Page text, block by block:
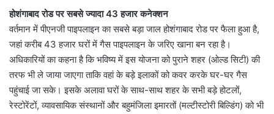
होशंगाबाद रोड पर सबसे ज्यादा 43 हजार कनेक्शन
वर्तमान में पीएनजी पाइपलाइन का सबसे बड़ा जाल होशंगाबाद रोड पर फैला हुआ है,
जहां करीब 43 हजार घरों में गैस पाइपलाइन के जरिए खाना बन रहा है।
अधिकारियों का कहना है कि भविष्य में इस योजना को पुराने शहर (ओल्ड सिटी) की
तरफ भी ले जाया जाएगा ताकि वहां के बड़े इलाकों को कवर करके घर-घर गैस
पहुंचाई जा सके। इसके अलावा घरों के साथ-साथ शहर के सभी बड़े होटलों,
रेस्टोरेंटों, व्यावसायिक संस्थानों और बहुमंजिला इमारतों (मल्टीस्टोरी बिल्डिंग) को भी